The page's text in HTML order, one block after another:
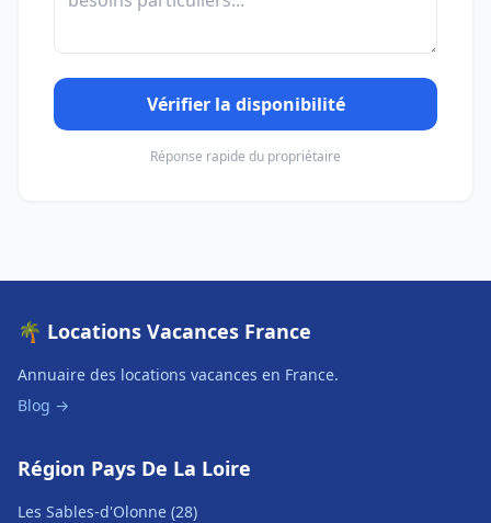
Vérifier la disponibilité
Réponse rapide du propriétaire
🌴 Locations Vacances France
Annuaire des locations vacances en France.
Blog →
Région Pays De La Loire
Les Sables-d'Olonne (28)